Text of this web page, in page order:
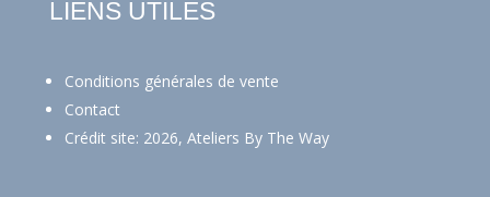
LIENS UTILES
Conditions générales de vente
Contact
Crédit site: 2026, Ateliers By The Way